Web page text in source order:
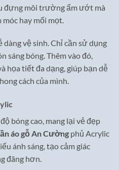
đựng môi trường ẩm ướt mà
hay mối mọt.
vệ sinh. Chỉ cần sử dụng
sáng bóng. Thêm vào đó,
họa tiết đa dạng, giúp bạn dễ
cách của mình.
bóng cao, mang lại vẻ đẹp
áo gỗ An Cường phủ Acrylic
ánh sáng, tạo cảm giác
đãng hơn.